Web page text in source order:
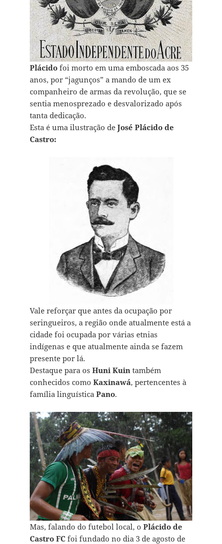
Plácidofoi morto em uma emboscada aos 35
anos, por “jagunços” a mando de um ex
companheiro de armas da revolução, que se
sentia menosprezado e desvalorizado após
tanta dedicação.
Esta é uma ilustração de José Plácido de
Castro:
Vale reforçar que antes da ocupação por
seringueiros, a região onde atualmente está a
cidade foi ocupada por várias etnias
indígenas e que atualmente ainda se fazem
presente por lá.
Destaque para os Huni Kuintambém
conhecidos como Kaxinawá, pertencentes à
família linguística Pano.
Mas, falando do futebol local, o Plácido de
Castro FCfoi fundado no dia 3 de agosto de